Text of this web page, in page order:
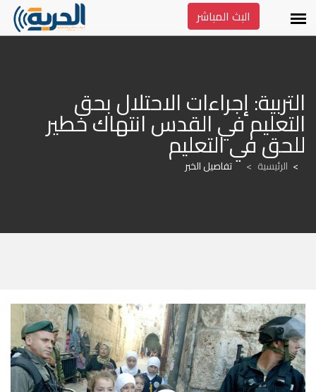
البث المباشر
التعليم في القدس انتهاك خطير
للحق في التعليم
الرئيسية > تفاصيل الخبر